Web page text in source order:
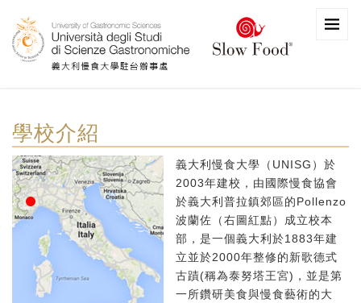
學校介紹
義大利慢食大學（UNISG）於
2003年建校，由國際慢食協會
於義大利普拉鎮郊區的Pollenzo
波蘭佐（右圖紅點）成立校本
部，是一個義大利於1883年建
立並於2000年整修的新歌德式
古蹟(稱為泰努塔王宮)，並是第
一所鑽研美食與慢食藝術的大